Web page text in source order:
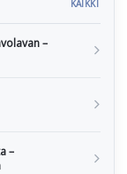
KAIKKI
–
–